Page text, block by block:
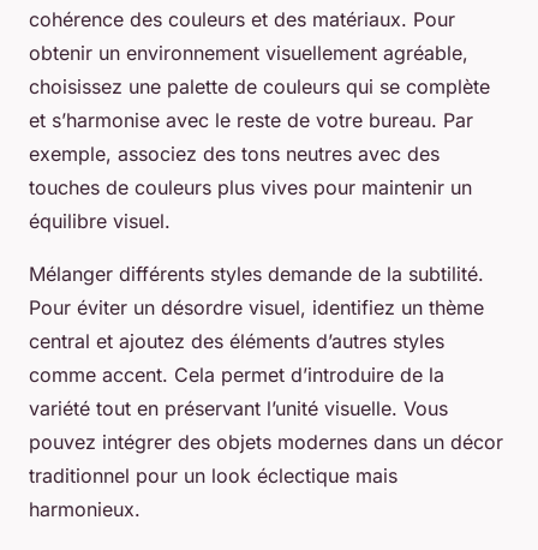
cohérence des couleurs et des matériaux. Pour
obtenir un environnement visuellement agréable,
choisissez une palette de couleurs qui se complète
et s’harmonise avec le reste de votre bureau. Par
exemple, associez des tons neutres avec des
touches de couleurs plus vives pour maintenir un
équilibre visuel.
Mélanger différents styles demande de la subtilité.
Pour éviter un désordre visuel, identifiez un thème
central et ajoutez des éléments d’autres styles
comme accent. Cela permet d’introduire de la
variété tout en préservant l’unité visuelle. Vous
pouvez intégrer des objets modernes dans un décor
traditionnel pour un look éclectique mais
harmonieux.